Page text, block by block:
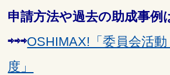
申請方法や過去の助成事例
⇨⇨⇨OSHIMAX!「委員会活動
度」